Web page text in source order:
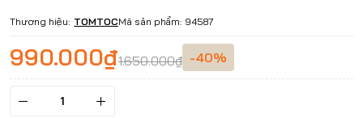
Thương hiệu: TOMTOCMã sản phẩm: 94587
990.000₫1.650.000₫ -40%